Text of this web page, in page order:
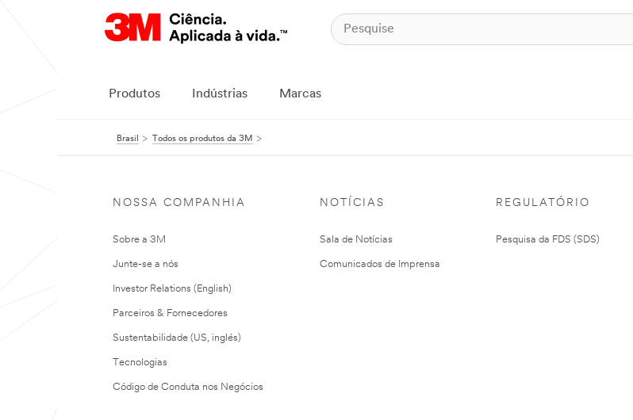
Produtos Indústrias Marcas
Brasil Todos os produtos da 3M
NOSSA COMPANHIA
Sobre a 3M
Junte-se a nós
Investor Relations (English)
Parceiros & Fornecedores
Sustentabilidade (US, inglés)
Tecnologias
Código de Conduta nos Negócios
NOTÍCIAS
Sala de Notícias
Comunicados de Imprensa
REGULATÓRIO
Pesquisa da FDS (SDS)